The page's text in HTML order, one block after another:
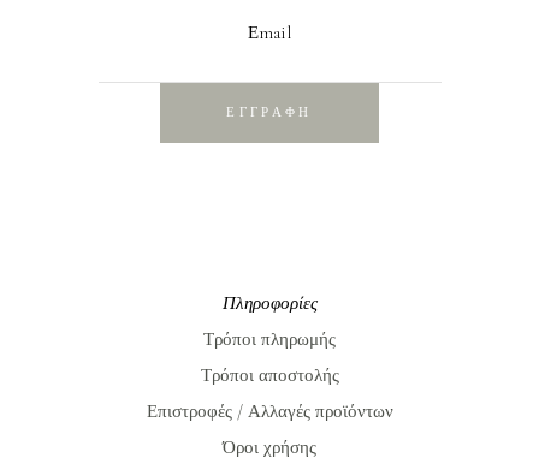
Εmail
ΕΓΓΡΑΦΗ
Πληροφορίες
Τρόποι πληρωμής
Τρόποι αποστολής
Επιστροφές / Αλλαγές προϊόντων
Όροι χρήσης